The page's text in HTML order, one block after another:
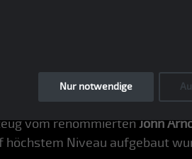
einem Enthusiasten in
Chassis Nr. 5 (GT40M3/1105)
, aber verbessert in
exakt nachgefertigt. Die
vom renommiertenJohn
höchstem Niveau aufgebaut
Nur notwendige